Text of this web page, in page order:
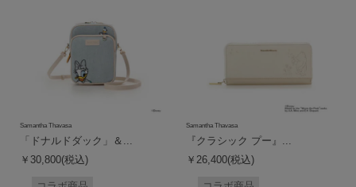
Samantha Thavasa
「ドナルドダック」＆...
￥30,800(税込)
Samantha Thavasa
『クラシック プー』...
￥26,400(税込)